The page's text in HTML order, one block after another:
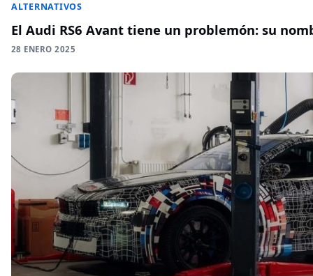
ALTERNATIVOS
El Audi RS6 Avant tiene un problemón: su
28 ENERO 2025